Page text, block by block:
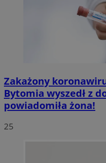
Zakażony
Bytomia wyszedł z
powiadomiła żona!
25